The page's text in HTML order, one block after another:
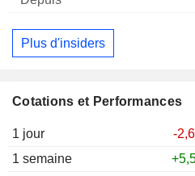
Cotations et Performances
1 jour
-
1 semaine
Plus d'insiders